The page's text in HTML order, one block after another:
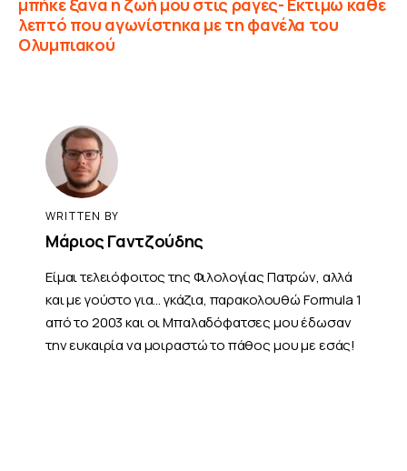
μπήκε ξανά η ζωή μου στις ράγες- Εκτιμώ κάθε
λεπτό που αγωνίστηκα με τη φανέλα του
Ολυμπιακού
WRITTEN BY
Μάριος Γαντζούδης
Είμαι τελειόφοιτος της Φιλολογίας Πατρών, αλλά
και με γούστο για... γκάζια, παρακολουθώ Formula 1
από το 2003 και οι Μπαλαδόφατσες μου έδωσαν
την ευκαιρία να μοιραστώ το πάθος μου με εσάς!